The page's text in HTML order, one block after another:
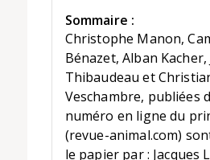
Sommaire :
Christophe Manon,
Bénazet, Alban Kacher,
Thibaudeau et
Veschambre, publiées
numéro en ligne du
(revue-animal.com)
le papier par : Jacques